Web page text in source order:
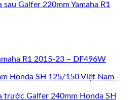
R1 2015-23 – DF496W